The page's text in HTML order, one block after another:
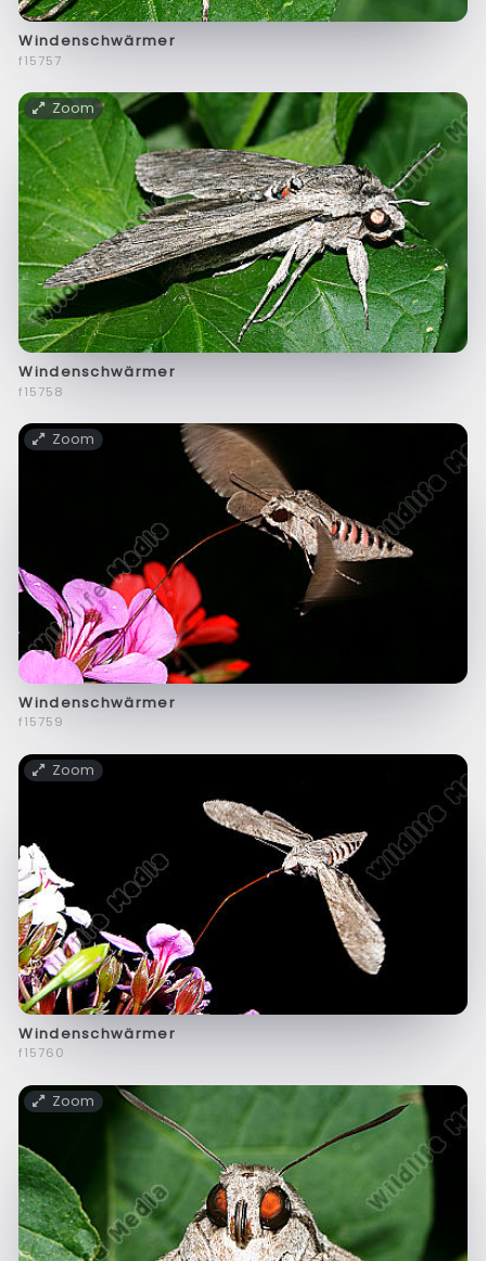
Windenschwärmer
f15757
Zoom
Windenschwärmer
f15758
Zoom
Windenschwärmer
f15759
Zoom
Windenschwärmer
f15760
Zoom